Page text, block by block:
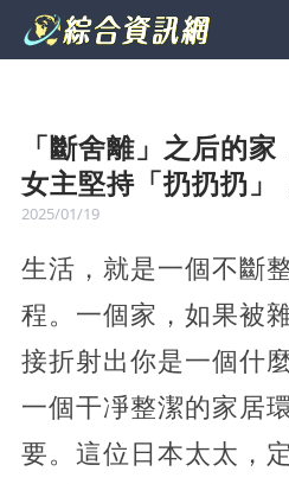
「斷舍離」之后的家
女主堅持「扔扔扔」
2025/01/19
生活，就是一個不斷
程。一個家，如果被
接折射出你是一個什
一個干凈整潔的家居
要。這位日本太太，